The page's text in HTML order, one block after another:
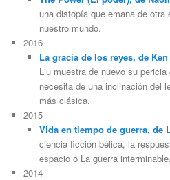
una distopía que emana de otra
nuestro mundo.
2016
La gracia de los reyes, de
Liu muestra de nuevo su
necesita de una inclinación del
más clásica.
2015
Vida en tiempo de guerra, de
ciencia ficción bélica, la
espacio o La guerra interminable.
2014